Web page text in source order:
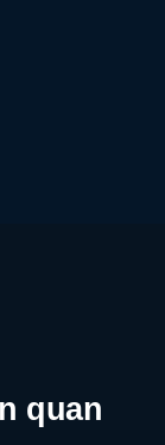
quan